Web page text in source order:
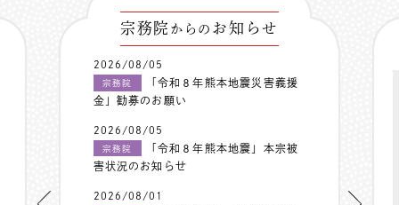
宗務院 からの お知らせ
2026/08/05
宗務院
「令和８年熊本地震災害義援
金」勧募のお願い
2026/08/05
宗務院
「令和８年熊本地震」本宗被
害状況のお知らせ
2026/08/01